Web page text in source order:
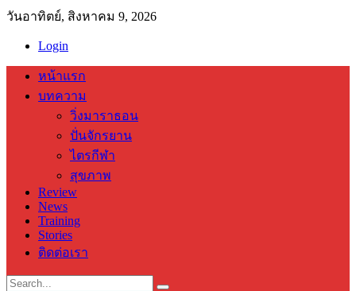
วันอาทิตย์, สิงหาคม 9, 2026
Login
หน้าแรก
บทความ
วิ่งมาราธอน
ปั่นจักรยาน
ไตรกีฬา
สุขภาพ
Review
News
Training
Stories
ติดต่อเรา